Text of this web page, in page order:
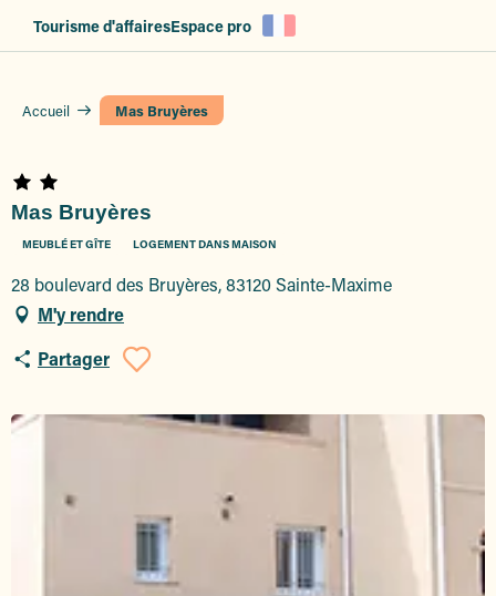
Tourisme d'affairesEspace pro
Accueil Mas Bruyères
Mas Bruyères
MEUBLÉ ET GÎTE LOGEMENT DANS MAISON
28 boulevard des Bruyères, 83120 Sainte-Maxime
M'y rendre
Partager
Ajouter aux favoris